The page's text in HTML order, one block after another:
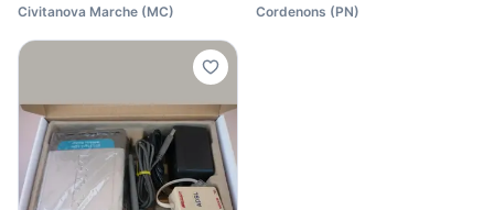
Civitanova Marche (MC) Cordenons (PN)